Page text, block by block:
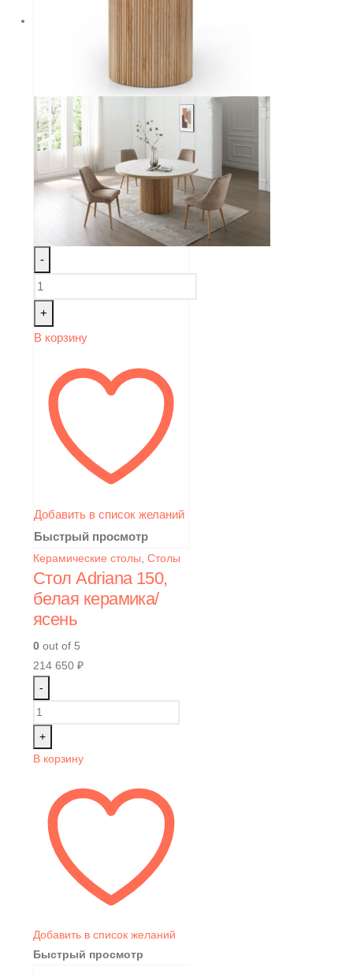
-
+
В корзину
Добавить в список желаний
Быстрый просмотр
Керамические столы Столы
Стол Adriana 150,
белая керамика/
ясень
0 out of 5
214 650 ₽
-
+
В корзину
Добавить в список желаний
Быстрый просмотр